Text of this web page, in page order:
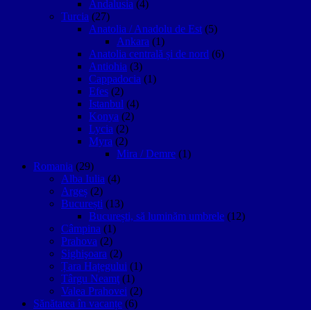
Andalusia (4)
Turcia (27)
Anatolia / Anadolu de Est (5)
Ankara (1)
Anatolia centrală și de nord (6)
Antiohia (3)
Cappadocia (1)
Efes (2)
Istanbul (4)
Konya (2)
Lycia (2)
Myra (2)
Mira / Demre (1)
Romania (29)
Alba Iulia (4)
Argeș (2)
București (13)
București, să luminăm umbrele (12)
Câmpina (1)
Prahova (2)
Sighişoara (2)
Țara Hațegului (1)
Târgu Neamţ (1)
Valea Prahovei (2)
Sănătatea în vacanțe (6)